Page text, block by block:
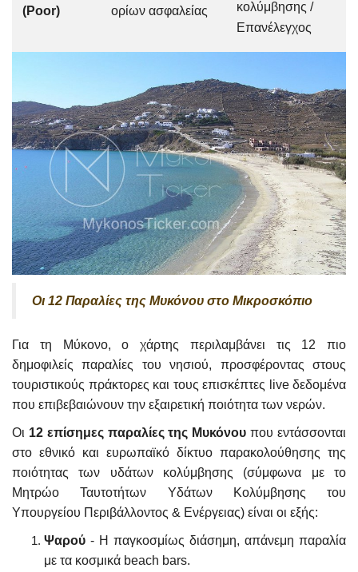
(Poor)
ορίων ασφαλείας
κολύμβησης /
Επανέλεγχος
Οι 12 Παραλίες της Μυκόνου στο Μικροσκόπιο
Για τη Μύκονο, ο χάρτης περιλαμβάνει τις 12 πιο
δημοφιλείς παραλίες του νησιού, προσφέροντας στους
τουριστικούς πράκτορες και τους επισκέπτες live δεδομένα
που επιβεβαιώνουν την εξαιρετική ποιότητα των νερών.
Οι 12 επίσημες παραλίες της Μυκόνου που εντάσσονται
στο εθνικό και ευρωπαϊκό δίκτυο παρακολούθησης της
ποιότητας των υδάτων κολύμβησης (σύμφωνα με το
Μητρώο Ταυτοτήτων Υδάτων Κολύμβησης του
Υπουργείου Περιβάλλοντος & Ενέργειας) είναι οι εξής:
Ψαρού - Η παγκοσμίως διάσημη, απάνεμη παραλία
με τα κοσμικά beach bars.